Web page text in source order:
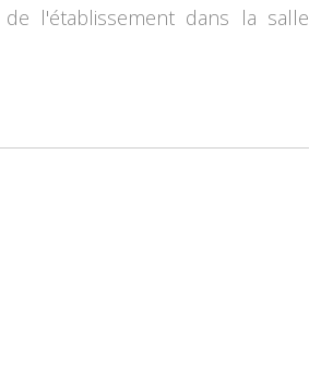
l'établissement dans la salle